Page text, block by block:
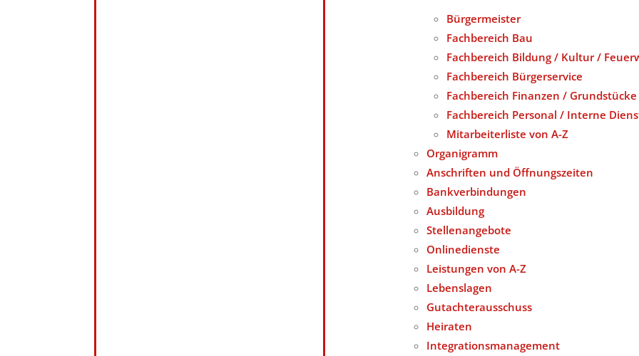
Bürgermeister
Fachbereich Bau
Fachbereich Bildung / Kultur /
Fachbereich Bürgerservice
Fachbereich Finanzen / Grundstücke
Fachbereich Personal / Interne
Mitarbeiterliste von A-Z
Organigramm
Anschriften und Öffnungszeiten
Bankverbindungen
Ausbildung
Stellenangebote
Onlinedienste
Leistungen von A-Z
Lebenslagen
Gutachterausschuss
Heiraten
Integrationsmanagement